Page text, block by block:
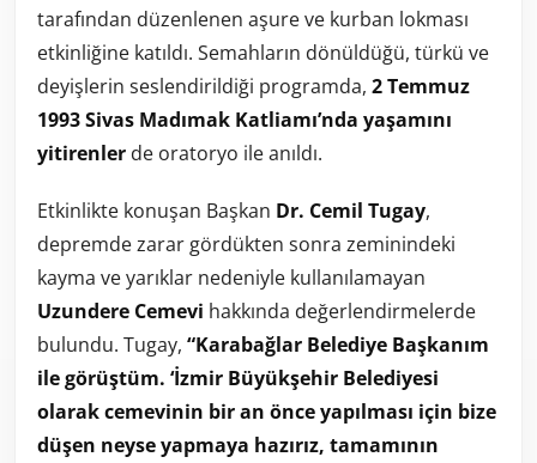
tarafından düzenlenen aşure ve kurban lokması
etkinliğine katıldı. Semahların dönüldüğü, türkü ve
deyişlerin seslendirildiği programda, 2 Temmuz
1993 Sivas Madımak Katliamı’nda yaşamını
yitirenler de oratoryo ile anıldı.
Etkinlikte konuşan Başkan Dr. Cemil Tugay,
depremde zarar gördükten sonra zeminindeki
kayma ve yarıklar nedeniyle kullanılamayan
Uzundere Cemevi hakkında değerlendirmelerde
bulundu. Tugay, “Karabağlar Belediye Başkanım
ile görüştüm. ‘İzmir Büyükşehir Belediyesi
olarak cemevinin bir an önce yapılması için bize
düşen neyse yapmaya hazırız, tamamının